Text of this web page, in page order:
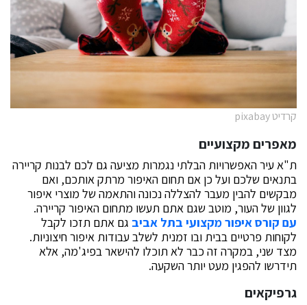
קרדיט pixabay
מאפרים מקצועיים
ת"א עיר האפשרויות הבלתי נגמרות מציעה גם לכם לבנות קריירה
בתנאים שלכם ועל כן אם תחום האיפור מרתק אותכם, ואם
מבקשים להבין מעבר להצללה נכונה והתאמה של מוצרי איפור
לגוון של העור, מוטב שגם אתם תעשו מתחום האיפור קריירה.
עם קורס איפור מקצועי בתל אביב גם אתם תזכו לקבל
לקוחות פרטיים בבית ובו זמנית לשלב עבודות איפור חיצוניות.
מצד שני, במקרה זה כבר לא תוכלו להישאר בפיג'מה, אלא
תידרשו להפגין מעט יותר השקעה.
גרפיקאים